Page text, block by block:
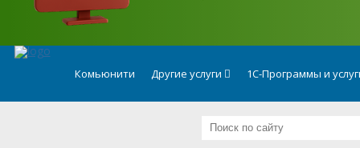
Комьюнити Другие услуги 1С-Программы и